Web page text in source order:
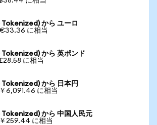
Tokenized) から ユーロ
€33.36 に相当
から 英ポンド
に相当
から 日本円
6,091.46 に相当
Tokenized) から 中国人民元
259.44 に相当